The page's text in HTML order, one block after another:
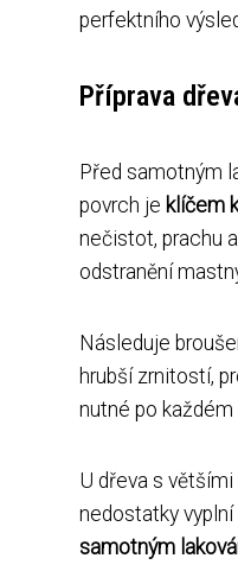
perfektního
Příprava
Před samotným
povrch je klíčem
nečistot, prachu
odstranění
Následuje
hrubší zrnitostí,
nutné po každém
U dřeva s
nedostatky
samotným